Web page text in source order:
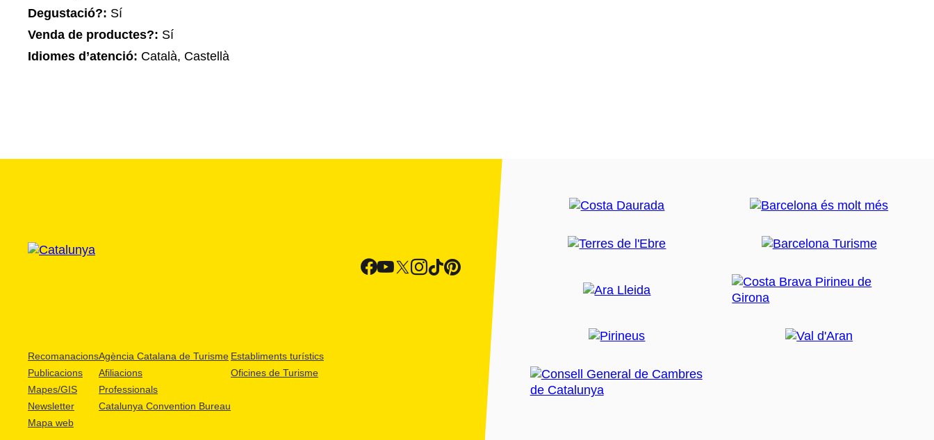
Degustació?: Sí
Venda de productes?: Sí
Idiomes d’atenció: Català, Castellà
Recomanacions
Publicacions
Mapes/GIS
Newsletter
Mapa web
Agència Catalana de Turisme
Afiliacions
Professionals
Catalunya Convention Bureau
Establiments turístics
Oficines de Turisme